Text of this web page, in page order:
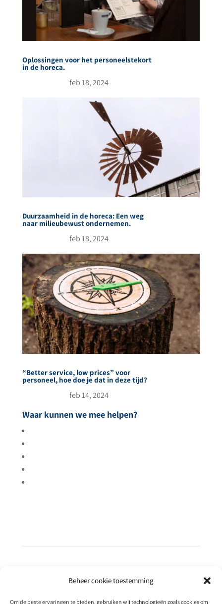
Beheer cookie toestemming
Om de beste ervaringen te bieden, gebruiken wij technologieën zoals cookies om
Oplossingen voor het personeelstekort
in de horeca.
feb 18, 2024
Duurzaamheid in de horeca: Een weg
naar milieubewust ondernemen.
feb 18, 2024
“Better service, low prices” voor
personeel, hoe doe je dat in deze tijd?
feb 14, 2024
Waar kunnen we mee helpen?